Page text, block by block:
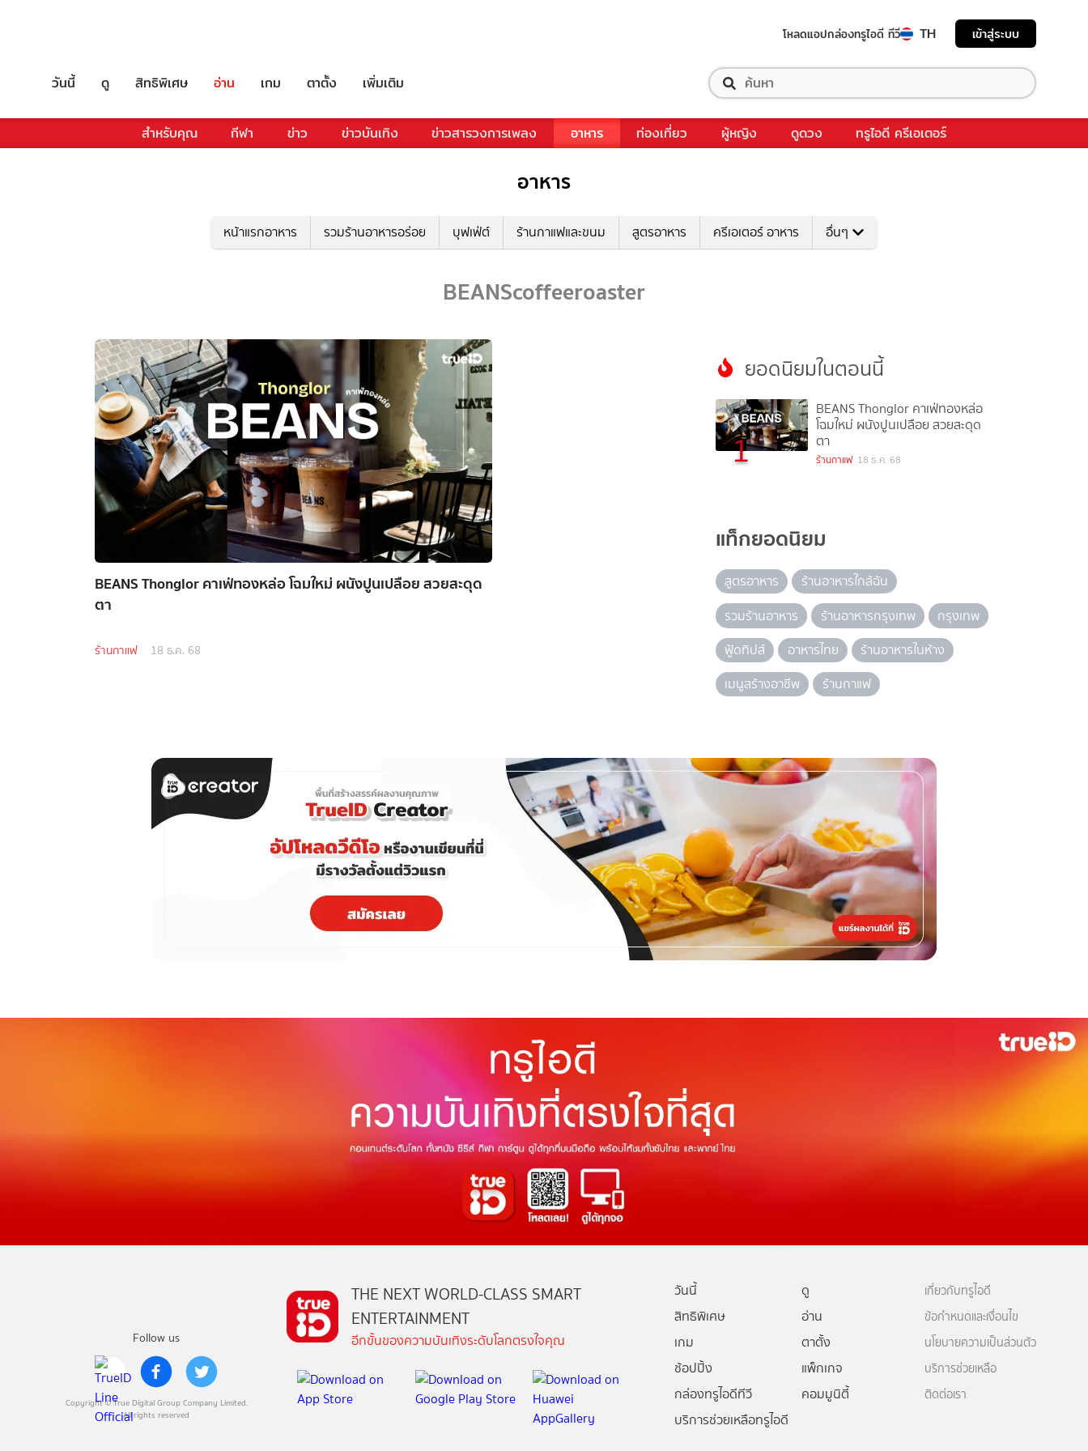
โหลดแอปกล่องทรูไอดี ทีวี TH เข้าสู่ระบบ
วันนี้ ดู สิทธิพิเศษ อ่าน เกม ตาตั้ง เพิ่มเติม
สำหรับคุณ กีฬา ข่าว ข่าวบันเทิง ข่าวสารวงการเพลง อาหาร ท่องเที่ยว ผู้หญิง ดูดวง ทรูไอดี ครีเอเตอร์
อาหาร
หน้าแรกอาหาร รวมร้านอาหารอร่อย บุฟเฟ่ต์ ร้านกาแฟและขนม สูตรอาหาร ครีเอเตอร์ อาหาร อื่นๆ
BEANScoffeeroaster
BEANS Thonglor คาเฟ่ทองหล่อ โฉมใหม่ ผนังปูนเปลือย สวยสะดุด
ตา
ร้านกาแฟ 18 ธ.ค. 68
ยอดนิยมในตอนนี้
1
BEANS Thonglor คาเฟ่ทองหล่อ
โฉมใหม่ ผนังปูนเปลือย สวยสะดุด
ตา
ร้านกาแฟ 18 ธ.ค. 68
แท็กยอดนิยม
สูตรอาหาร
ร้านอาหารใกล้ฉัน
รวมร้านอาหาร
ร้านอาหารกรุงเทพ
กรุงเทพ
ฟู้ดทิปส์
อาหารไทย
ร้านอาหารในห้าง
เมนูสร้างอาชีพ
ร้านกาแฟ
Follow us
Copyright © True Digital Group Company Limited.
All rights reserved
THE NEXT WORLD-CLASS SMART
ENTERTAINMENT
อีกขั้นของความบันเทิงระดับโลกตรงใจคุณ
วันนี้
ดู
สิทธิพิเศษ
อ่าน
เกม
ตาตั้ง
ช้อปปิ้ง
แพ็กเกจ
กล่องทรูไอดีทีวี
คอมมูนิตี้
บริการช่วยเหลือทรูไอดี
เกี่ยวกับทรูไอดี
ข้อกำหนดและเงื่อนไข
นโยบายความเป็นส่วนตัว
บริการช่วยเหลือ
ติดต่อเรา